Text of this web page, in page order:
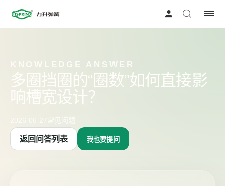
KNOWLEDGE ANSWER
多圈挡圈的“圈数”如何直接影
响槽宽设计？
返回问答列表 我也要提问